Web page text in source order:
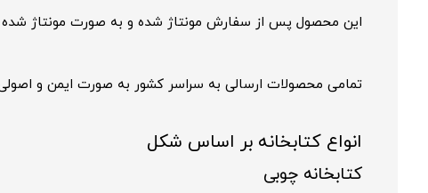
این محصول پس از سفارش مونتاژ شده و به صورت مونتاژ شده و
تمامی محصولات ارسالی به سراسر کشور به صورت ایمن و
انواع کتابخانه بر اساس شکل
کتابخانه چوبی